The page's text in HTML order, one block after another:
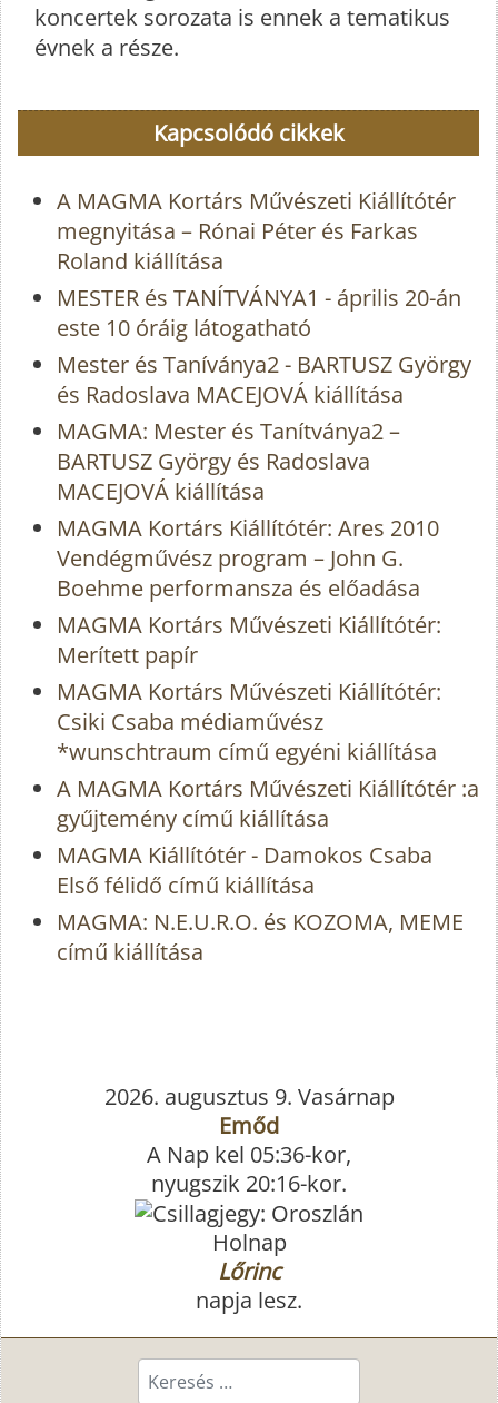
koncertek sorozata is ennek a tematikus
évnek a része.
Kapcsolódó cikkek
A MAGMA Kortárs Művészeti Kiállítótér
megnyitása – Rónai Péter és Farkas
Roland kiállítása
MESTER és TANÍTVÁNYA1 - április 20-án
este 10 óráig látogatható
Mester és Taníványa2 - BARTUSZ György
és Radoslava MACEJOVÁ kiállítása
MAGMA: Mester és Tanítványa2 –
BARTUSZ György és Radoslava
MACEJOVÁ kiállítása
MAGMA Kortárs Kiállítótér: Ares 2010
Vendégművész program – John G.
Boehme performansza és előadása
MAGMA Kortárs Művészeti Kiállítótér:
Merített papír
MAGMA Kortárs Művészeti Kiállítótér:
Csiki Csaba médiaművész
*wunschtraum című egyéni kiállítása
A MAGMA Kortárs Művészeti Kiállítótér :a
gyűjtemény című kiállítása
MAGMA Kiállítótér - Damokos Csaba
Első félidő című kiállítása
MAGMA: N.E.U.R.O. és KOZOMA, MEME
című kiállítása
2026. augusztus 9. Vasárnap
Emőd
A Nap kel 05:36-kor,
nyugszik 20:16-kor.
Holnap
Lőrinc
napja lesz.
Keresés...